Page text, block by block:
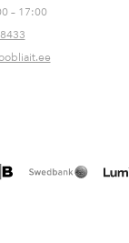
– 17:00